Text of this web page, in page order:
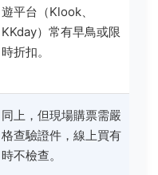
遊平台（Klook、
KKday）常有早鳥或限
時折扣。
同上，但現場購票需嚴
格查驗證件，線上買有
時不檢查。